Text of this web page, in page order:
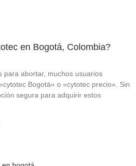
en Bogotá, Colombia?
para abortar, muchos usuarios
Bogotá» o «cytotec precio». Sin
segura para adquirir estos